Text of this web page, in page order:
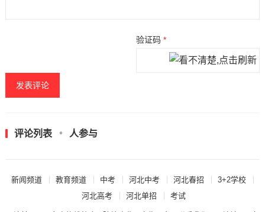
验证码*
评论列表 人参与
新闻频道 教育频道 中考 河北中考 河北春招
3+2学校
河北高考
河北单招 考试